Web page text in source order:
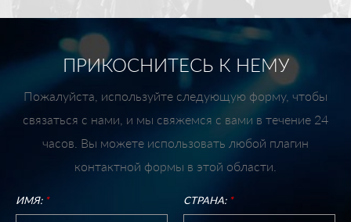
ПРИКОСНИТЕСЬ К НЕМУ
Пожалуйста, используйте следующую форму, чтобы
связаться с нами, и мы свяжемся с вами в течение 24
часов. Вы можете использовать любой плагин
контактной формы в этой области.
ИМЯ: * СТРАНА: *